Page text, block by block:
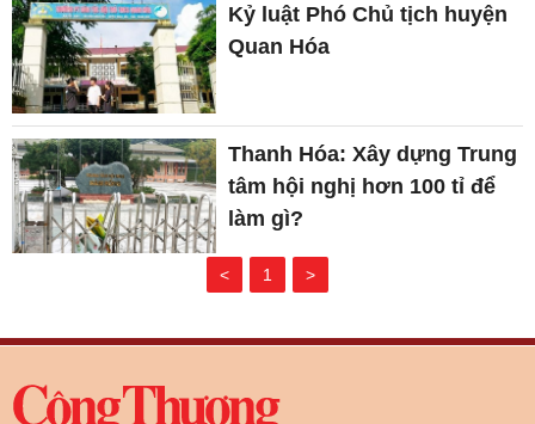
Kỷ luật Phó Chủ tịch huyện
Quan Hóa
Thanh Hóa: Xây dựng Trung
tâm hội nghị hơn 100 tỉ để
làm gì?
< 1 >